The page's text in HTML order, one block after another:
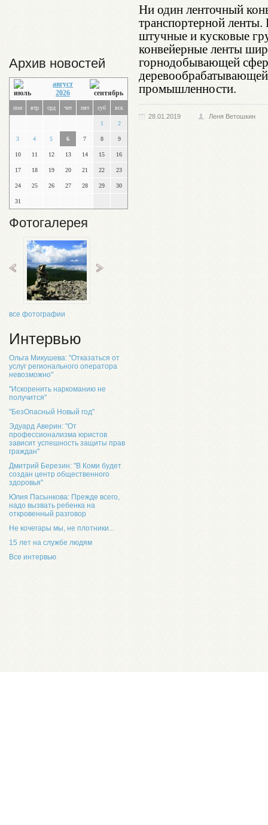
Архив новостей
август
2026
пон втр срд чет пят суб вск
1 2
3 4 5 6 7 8 9
10 11 12 13 14 15 16
17 18 19 20 21 22 23
24 25 26 27 28 29 30
31
Фотогалерея
все фотографии
Интервью
Ольга Микушева: "Отказаться от
услуг регионального оператора
невозможно"
"Искоренить наркоманию не
получится"
"БезОпасный Новый год"
Эдуард Аверин: "От
профессионализма юристов
зависит успешность защиты прав
граждан"
Дмитрий Березин: "В Коми будет
создан центр общественного
здоровья"
Юлия Пасынкова: Прежде всего,
надо вызвать ребенка на
откровенный разговор
Не кочегары мы, не плотники...
15 лет на службе людям
Все интервью
Ни один ленточный
транспортерной ленты.
штучные и кусковые
конвейерные ленты
горнодобывающей
промышленности.
28.01.2019 Леня Ветошкин